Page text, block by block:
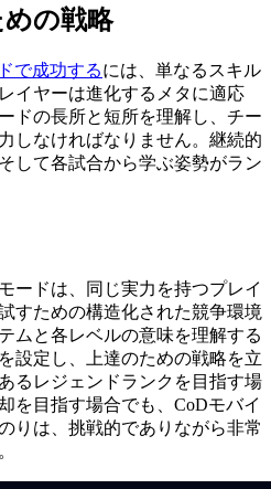
の戦略
で成功するには、単なるスキル
イヤーは進化するメタに適応
ドの長所と短所を理解し、チー
しなければなりません。継続的
して各試合から学ぶ姿勢がラン
ードは、同じ実力を持つプレイ
すための構造化された競争環境
ムと各レベルの意味を理解する
設定し、上達のための戦略を立
るレジェンドランクを目指す場
を目指す場合でも、CoDモバイ
りは、挑戦的でありながら非常